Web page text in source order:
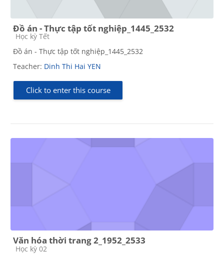
Đồ án - Thực tập tốt nghiệp_1445_2532
Course category
Học kỳ Tết
Đồ án - Thực tập tốt nghiệp_1445_2532
Teacher: Dinh Thi Hai YEN
Click to enter this course
Văn hóa thời trang 2_1952_2533
Course category
Học kỳ 02